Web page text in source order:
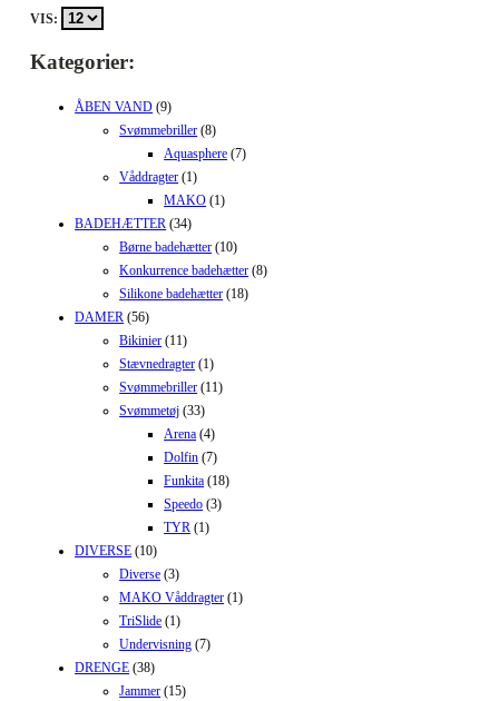
VIS:
Kategorier:
ÅBEN VAND (9)
Svømmebriller (8)
Aquasphere (7)
Våddragter (1)
MAKO (1)
BADEHÆTTER (34)
Børne badehætter (10)
Konkurrence badehætter (8)
Silikone badehætter (18)
DAMER (56)
Bikinier (11)
Stævnedragter (1)
Svømmebriller (11)
Svømmetøj (33)
Arena (4)
Dolfin (7)
Funkita (18)
Speedo (3)
TYR (1)
DIVERSE (10)
Diverse (3)
MAKO Våddragter (1)
TriSlide (1)
Undervisning (7)
DRENGE (38)
Jammer (15)